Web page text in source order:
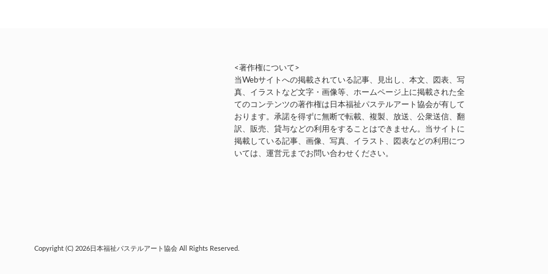
<著作権について>
当Webサイトへの掲載されている記事、見出し、本文、図表、写
真、イラストなど文字・画像等、ホームページ上に掲載された全
てのコンテンツの著作権は日本福祉パステルアート協会が有して
おります。承諾を得ずに無断で転載、複製、放送、公衆送信、翻
訳、販売、貸与などの利用をすることはできません。当サイトに
掲載している記事、画像、写真、イラスト、図表などの利用につ
いては、運営元までお問い合わせください。
Copyright (C) 2026日本福祉パステルアート協会 All Rights Reserved.